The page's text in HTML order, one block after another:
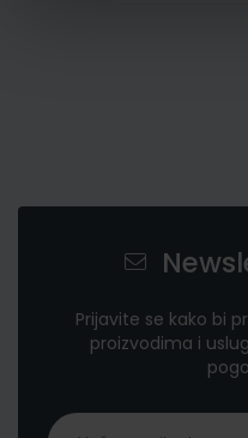
Prijavite se kako bi
proizvodima i